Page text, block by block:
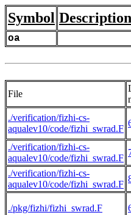
Symbol Description
oa
File
./verification/fizhi-cs-
aqualev10/code/fizhi_swrad.F
./verification/fizhi-cs-
aqualev10/code/fizhi_swrad.F
./verification/fizhi-cs-
aqualev10/code/fizhi_swrad.F
./pkg/fizhi/fizhi_swrad.F